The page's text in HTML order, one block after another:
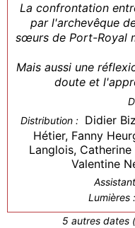
La confrontation
par l'archevêque
sœurs de Port-Royal
Mais aussi une
doute et
Distribution : Didier
Hétier, Fanny
Langlois,
Valentine
Lumières :
5 autres dates